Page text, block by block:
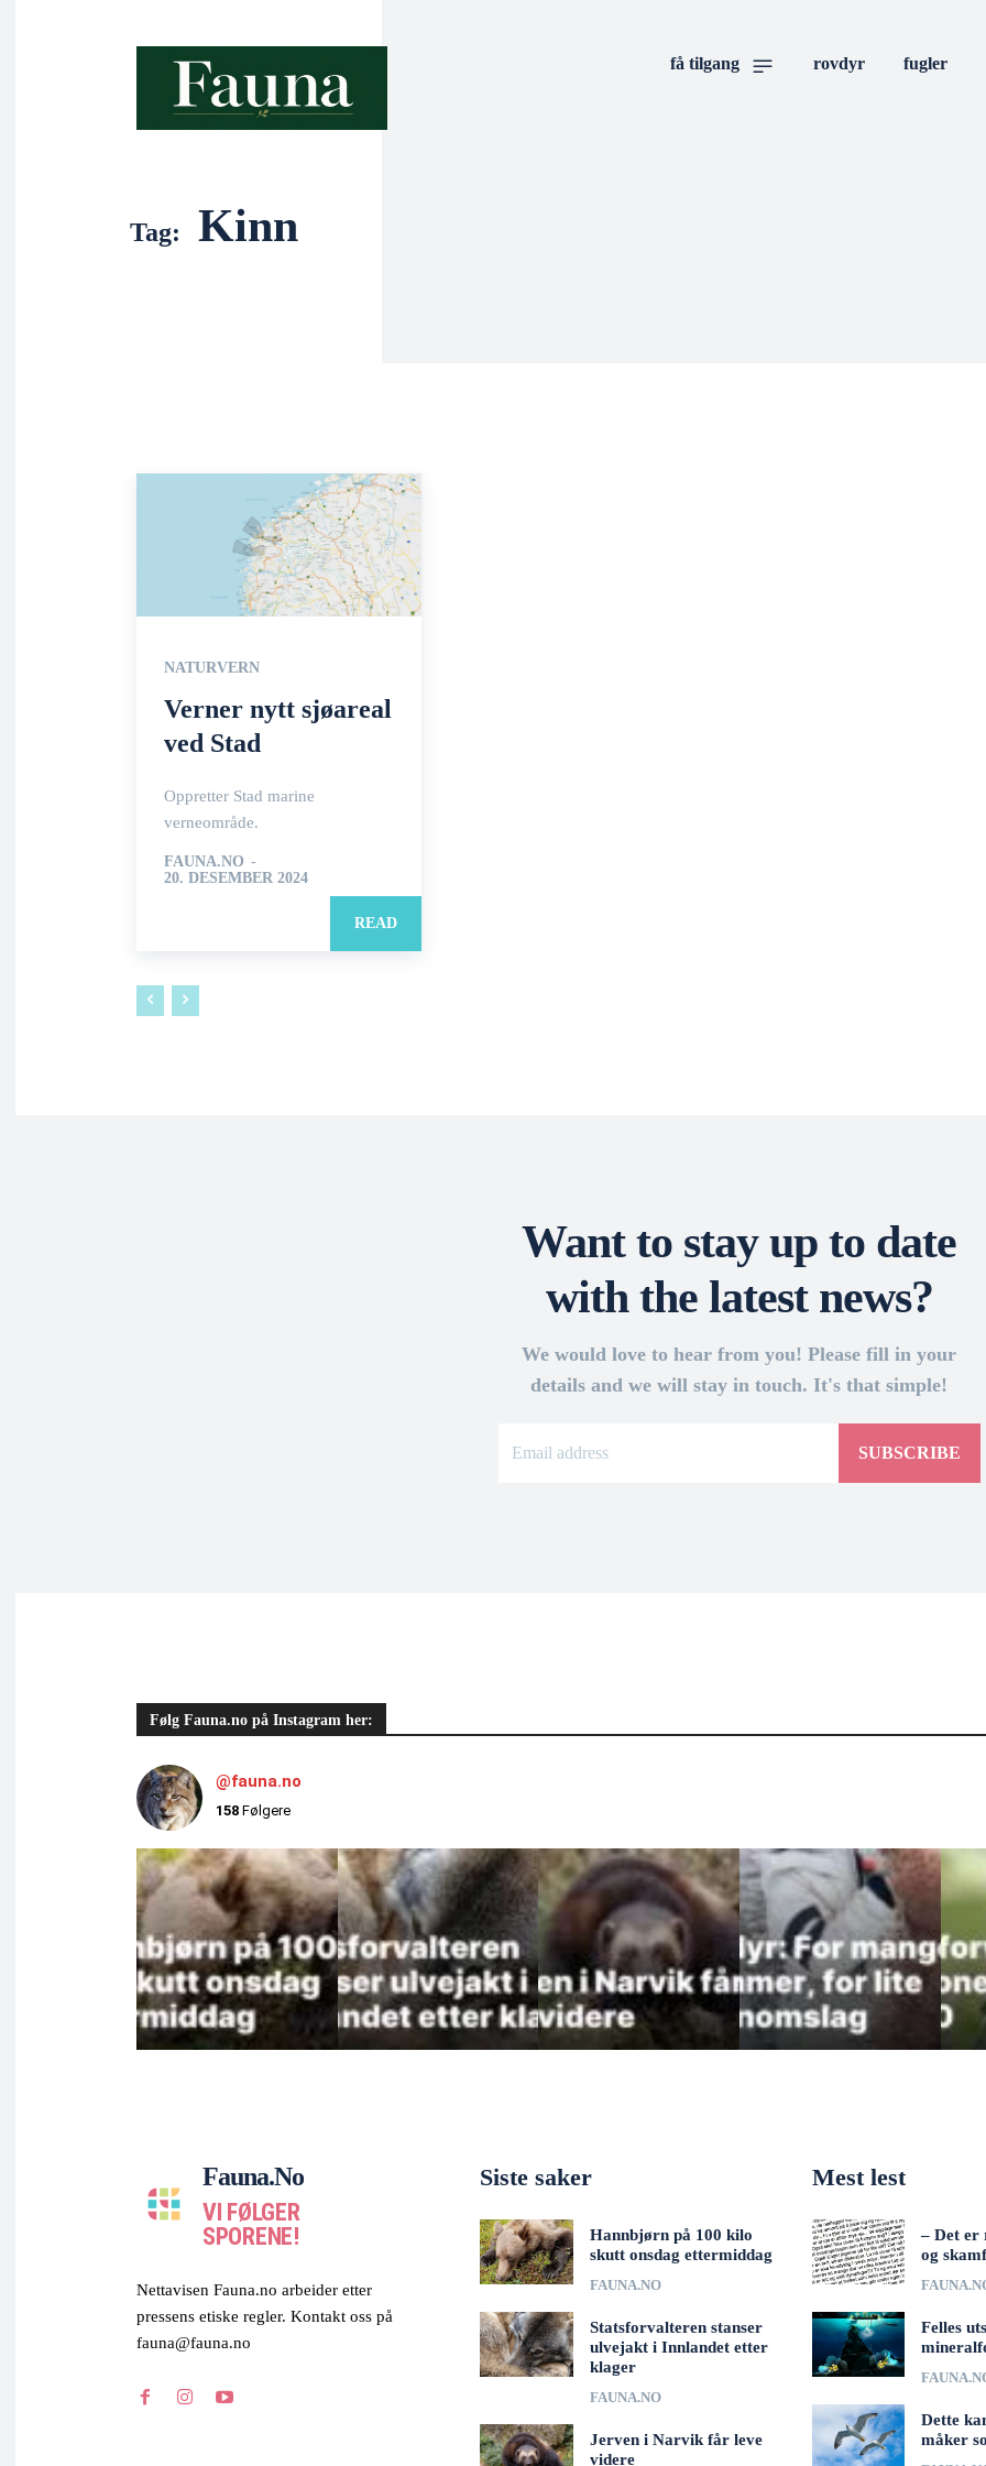
få tilgang rovdyr fugler
Tag: Kinn
NATURVERN
Verner nytt sjøareal
ved Stad
Oppretter Stad marine
verneområde.
FAUNA.NO -
20. DESEMBER 2024
READ
Want to stay up to date
with the latest news?
We would love to hear from you! Please fill in your
details and we will stay in touch. It's that simple!
SUBSCRIBE
Følg Fauna.no på Instagram her:
@fauna.no
158 Følgere
Fauna.no
VI FØLGER
SPORENE!
Nettavisen Fauna.no arbeider etter
pressens etiske regler. Kontakt oss på
fauna@fauna.no
Siste saker
Hannbjørn på 100 kilo
skutt onsdag ettermiddag
FAUNA.NO
Statsforvalteren stanser
ulvejakt i Innlandet etter
klager
FAUNA.NO
Jerven i Narvik får leve
videre
Mest lest
– Det er
og
Felles
Dette
måker